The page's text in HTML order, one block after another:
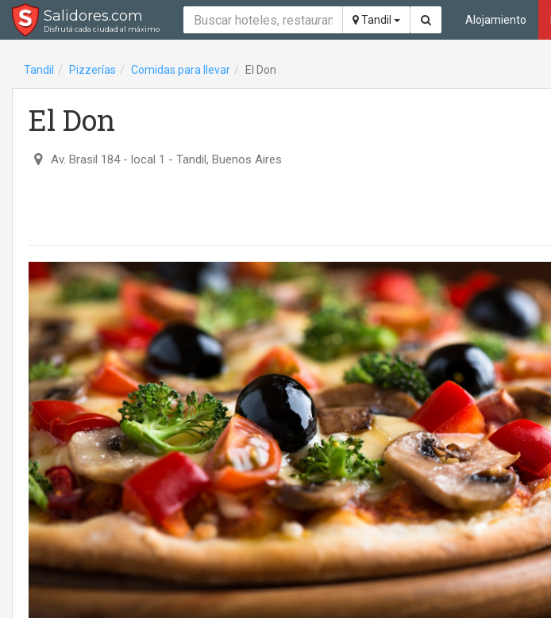
Salidores.com
Disfrutá cada ciudad al máximo
Tandil Alojamiento
Tandil Pizzerías Comidas para llevar El Don
El Don
Av. Brasil 184 - local 1 - Tandil, Buenos Aires